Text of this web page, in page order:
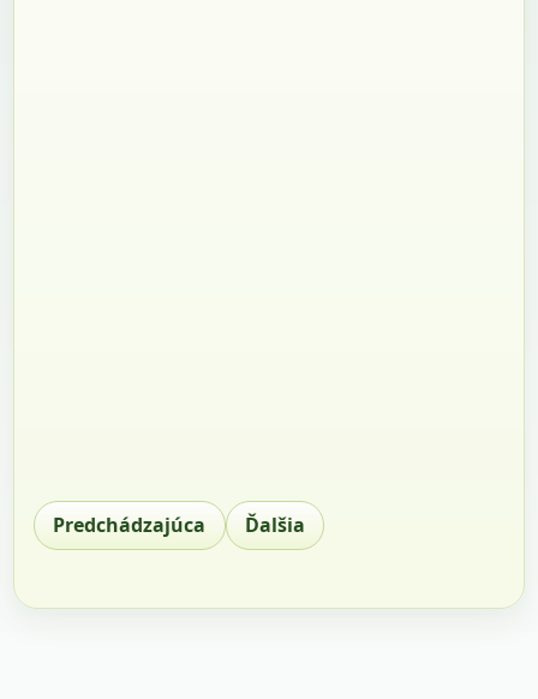
Predchádzajúca Ďalšia